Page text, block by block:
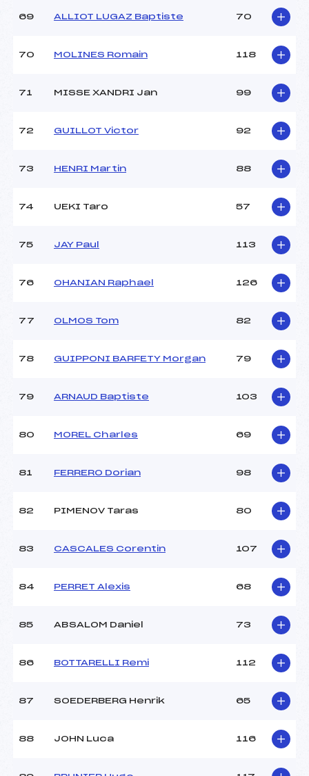
69 ALLIOT LUGAZ Baptiste 70
70 MOLINES Romain 118
71 MISSE XANDRI Jan 99
72 GUILLOT Victor 92
73 HENRI Martin 88
74 UEKI Taro 57
75 JAY Paul 113
76 OHANIAN Raphael 126
77 OLMOS Tom 82
78 GUIPPONI BARFETY Morgan 79
79 ARNAUD Baptiste 103
80 MOREL Charles 69
81 FERRERO Dorian 98
82 PIMENOV Taras 80
83 CASCALES Corentin 107
84 PERRET Alexis 68
85 ABSALOM Daniel 73
86 BOTTARELLI Remi 112
87 SOEDERBERG Henrik 65
88 JOHN Luca 116